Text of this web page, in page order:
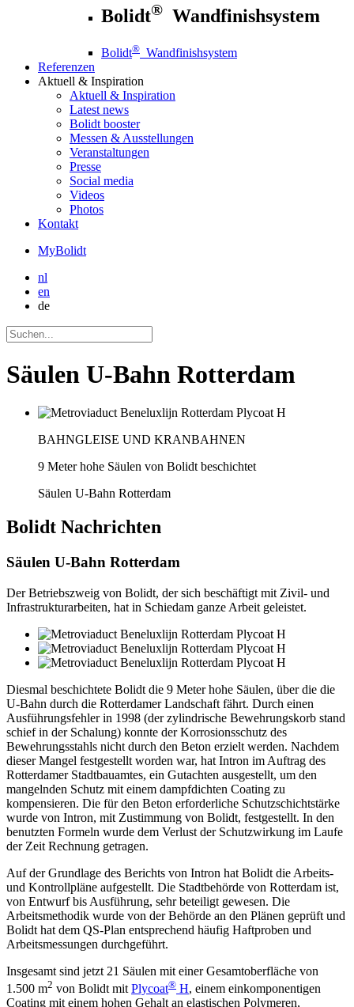
Bolidt® Wandfinishsystem
Bolidt® Wandfinishsystem
Referenzen
Aktuell & Inspiration
Aktuell & Inspiration
Latest news
Bolidt booster
Messen & Ausstellungen
Veranstaltungen
Presse
Social media
Videos
Photos
Kontakt
MyBolidt
nl
en
de
Säulen U-Bahn Rotterdam
BAHNGLEISE UND KRANBAHNEN
9 Meter hohe Säulen von Bolidt beschichtet
Säulen U-Bahn Rotterdam
Bolidt Nachrichten
Säulen U-Bahn Rotterdam
Der Betriebszweig von Bolidt, der sich beschäftigt mit Zivil- und
Infrastrukturarbeiten, hat in Schiedam ganze Arbeit geleistet.
Diesmal beschichtete Bolidt die 9 Meter hohe Säulen, über die die
U-Bahn durch die Rotterdamer Landschaft fährt. Durch einen
Ausführungsfehler in 1998 (der zylindrische Bewehrungskorb stand
schief in der Schalung) konnte der Korrosionsschutz des
Bewehrungsstahls nicht durch den Beton erzielt werden. Nachdem
dieser Mangel festgestellt worden war, hat Intron im Auftrag des
Rotterdamer Stadtbauamtes, ein Gutachten ausgestellt, um den
mangelnden Schutz mit einem dampfdichten Coating zu
kompensieren. Die für den Beton erforderliche Schutzschichtstärke
wurde von Intron, mit Zustimmung von Bolidt, festgestellt. In den
benutzten Formeln wurde dem Verlust der Schutzwirkung im Laufe
der Zeit Rechnung getragen.
Auf der Grundlage des Berichts von Intron hat Bolidt die Arbeits-
und Kontrollpläne aufgestellt. Die Stadtbehörde von Rotterdam ist,
von Entwurf bis Ausführung, sehr beteiligt gewesen. Die
Arbeitsmethodik wurde von der Behörde an den Plänen geprüft und
Bolidt hat dem QS-Plan entsprechend häufig Haftproben und
Arbeitsmessungen durchgeführt.
Insgesamt sind jetzt 21 Säulen mit einer Gesamtoberfläche von
1.500 m2 von Bolidt mit Plycoat® H, einem einkomponentigen
Coating mit einem hohen Gehalt an elastischen Polymeren,